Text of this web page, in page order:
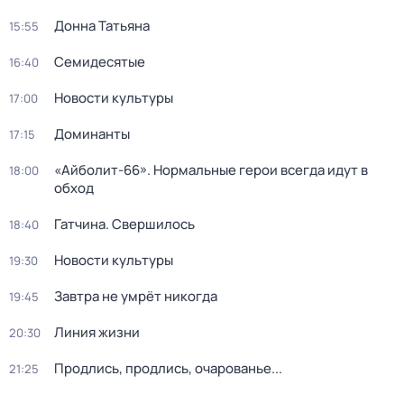
15:55 Донна Татьяна
16:40 Семидесятые
17:00 Новости культуры
17:15 Доминанты
18:00
«Айболит-66». Нормальные герои всегда идут в
обход
18:40 Гатчина. Свершилось
19:30 Новости культуры
19:45 Завтра не умрёт никогда
20:30 Линия жизни
21:25 Продлись, продлись, очарованье...